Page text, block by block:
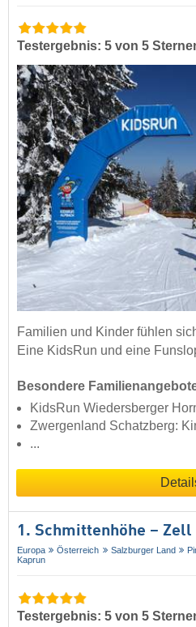
Testergebnis: 5 von 5
Familien und Kinder fühlen
Eine KidsRun und eine
Besondere
KidsRun Wiedersberger
Zwergenland Schatzberg:
...
1. Schmittenhöhe – Zell
Europa Österreich Salzburger Land
Kaprun
Testergebnis: 5 von 5